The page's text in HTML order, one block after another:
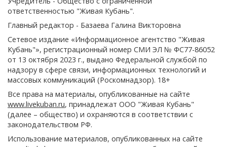
ответственностью "Живая Кубань".
Главный редактор - Базаева Галина Викторовна
Сетевое издание «Информационное агентство "Живая
Кубань"», регистрационный номер СМИ ЭЛ № ФС77-86052
от 13 октября 2023 г., выдано Федеральной службой по
надзору в сфере связи, информационных технологий и
массовых коммуникаций (Роскомнадзор). 18+
Все права на материалы, опубликованные на сайте
www.livekuban.ru, принадлежат ООО "Живая Кубань"
(далее – общество) и охраняются в соответствии с
законодательством РФ.
Использование материалов, опубликованных на сайте